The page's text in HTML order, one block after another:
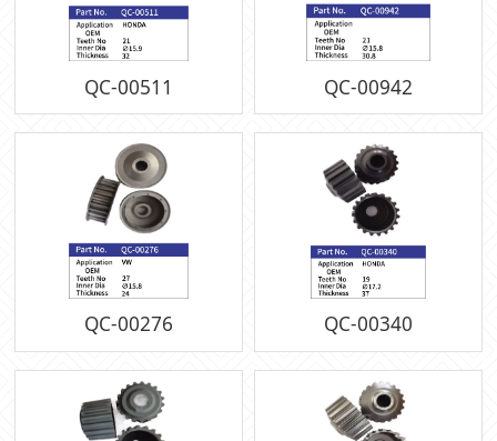
QC-00511 QC-00942
QC-00276 QC-00340